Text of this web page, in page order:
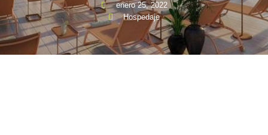
enero 25, 2022
Hospedaje